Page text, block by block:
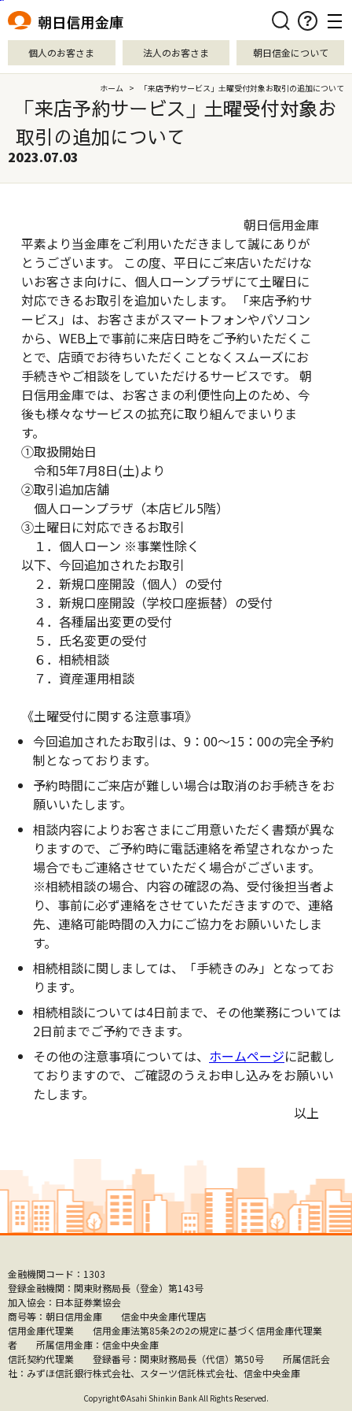
検索
個人のお客さま 法人のお客さま 朝日信金について
ホーム > 「来店予約サービス」土曜受付対象お取引の追加について
「来店予約サービス」土曜受付対象お
取引の追加について
2023.07.03
朝日信用金庫
平素より当金庫をご利用いただきまして誠にありが
とうございます。 この度、平日にご来店いただけな
いお客さま向けに、個人ローンプラザにて土曜日に
対応できるお取引を追加いたします。 「来店予約サ
ービス」は、お客さまがスマートフォンやパソコン
から、WEB上で事前に来店日時をご予約いただくこ
とで、店頭でお待ちいただくことなくスムーズにお
手続きやご相談をしていただけるサービスです。 朝
日信用金庫では、お客さまの利便性向上のため、今
後も様々なサービスの拡充に取り組んでまいりま
す。
①取扱開始日
令和5年7月8日(土)より
②取引追加店舗
個人ローンプラザ（本店ビル5階）
③土曜日に対応できるお取引
１．個人ローン ※事業性除く
以下、今回追加されたお取引
２．新規口座開設（個人）の受付
３．新規口座開設（学校口座振替）の受付
４．各種届出変更の受付
５．氏名変更の受付
６．相続相談
７．資産運用相談
《土曜受付に関する注意事項》
今回追加されたお取引は、9：00～15：00の完全予約
制となっております。
予約時間にご来店が難しい場合は取消のお手続きをお
願いいたします。
相談内容によりお客さまにご用意いただく書類が異な
りますので、ご予約時に電話連絡を希望されなかった
場合でもご連絡させていただく場合がございます。
※相続相談の場合、内容の確認の為、受付後担当者よ
り、事前に必ず連絡をさせていただきますので、連絡
先、連絡可能時間の入力にご協力をお願いいたしま
す。
相続相談に関しましては、「手続きのみ」となってお
ります。
相続相談については4日前まで、その他業務については
2日前までご予約できます。
その他の注意事項については、 ホームページに記載し
ておりますので、ご確認のうえお申し込みをお願いい
たします。
以上
金融機関コード：1303
登録金融機関：関東財務局長（登金）第143号
加入協会：日本証券業協会
商号等：朝日信用金庫 信金中央金庫代理店
信用金庫代理業 信用金庫法第85条2の2の規定に基づく信用金庫代理業
者 所属信用金庫：信金中央金庫
信託契約代理業 登録番号：関東財務局長（代信）第50号 所属信託会
社：みずほ信託銀行株式会社、スターツ信託株式会社、信金中央金庫
Copyright©Asahi Shinkin Bank All Rights Reserved.